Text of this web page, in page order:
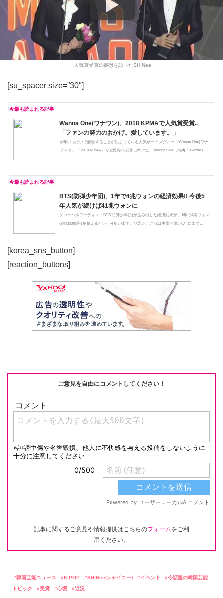
人気賞受賞の感想を語ったSHINee
[su_spacer size=”30″]
Wanna One(ワナワン)、2018 KPMAで人気賞受賞..
「ファンの努力のおかげ。愛しています。」
今年いっぱいで解散することが決まっている人気ボーイズグループWanna One(ワナ
ワン)が、「2018 KPMA」でも受賞の栄冠に輝いた。 Wanna One（出典：Twitter）...
BTS(防弾少年団)、1年で4兆ウォンの経済効果!! 今後5
年人気が続けば41兆ウォンに
グローバルアーティストBTS(防弾少年団)が生み出した経済効果が、1年で4兆ウォン
(約4000億円)を超えるという分析が出て、話題だ。これは中堅企業が1年に出す...
[korea_sns_button]
[reaction_buttons]
ご意見を自由にコメントしてください！
記事に関するご意見や情報提供はこちらのフォームをご利
用ください。
韓国芸能ニュース K-POP SHINee(シャイニー) イベント
今話題の韓国芸能
トピック
受賞 心境 近況